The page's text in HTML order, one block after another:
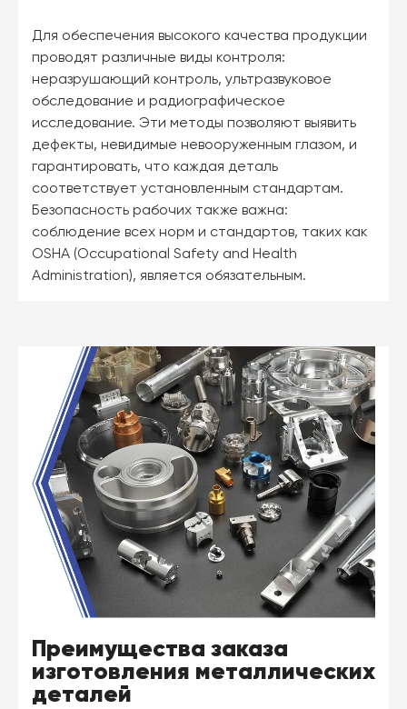
Для обеспечения высокого качества продукции
проводят различные виды контроля:
неразрушающий контроль, ультразвуковое
обследование и радиографическое
исследование. Эти методы позволяют выявить
дефекты, невидимые невооруженным глазом, и
гарантировать, что каждая деталь
соответствует установленным стандартам.
Безопасность рабочих также важна:
соблюдение всех норм и стандартов, таких как
OSHA (Occupational Safety and Health
Administration), является обязательным.
Преимущества заказа
изготовления металлических
деталей